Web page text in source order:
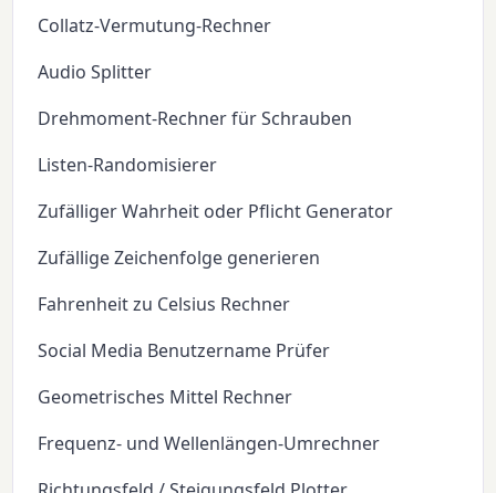
Collatz-Vermutung-Rechner
Audio Splitter
Drehmoment-Rechner für Schrauben
Listen-Randomisierer
Zufälliger Wahrheit oder Pflicht Generator
Zufällige Zeichenfolge generieren
Fahrenheit zu Celsius Rechner
Social Media Benutzername Prüfer
Geometrisches Mittel Rechner
Frequenz- und Wellenlängen-Umrechner